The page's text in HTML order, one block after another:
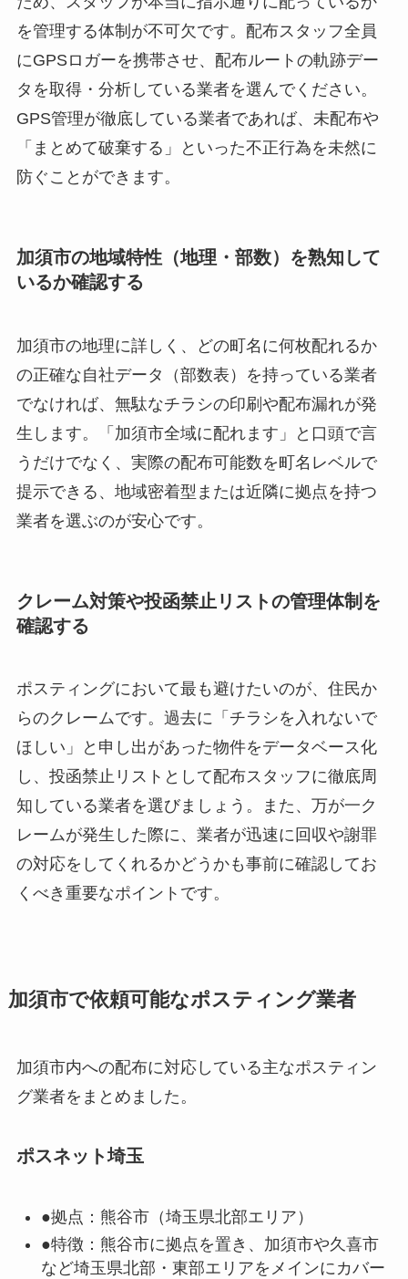
を管理する体制が不可欠です。配布スタッフ全員
にGPSロガーを携帯させ、配布ルートの軌跡デー
タを取得・分析している業者を選んでください。
GPS管理が徹底している業者であれば、未配布や
「まとめて破棄する」といった不正行為を未然に
防ぐことができます。
加須市の地域特性（地理・部数）を熟知して
いるか確認する
加須市の地理に詳しく、どの町名に何枚配れるか
の正確な自社データ（部数表）を持っている業者
でなければ、無駄なチラシの印刷や配布漏れが発
生します。「加須市全域に配れます」と口頭で言
うだけでなく、実際の配布可能数を町名レベルで
提示できる、地域密着型または近隣に拠点を持つ
業者を選ぶのが安心です。
クレーム対策や投函禁止リストの管理体制を
確認する
ポスティングにおいて最も避けたいのが、住民か
らのクレームです。過去に「チラシを入れないで
ほしい」と申し出があった物件をデータベース化
し、投函禁止リストとして配布スタッフに徹底周
知している業者を選びましょう。また、万が一ク
レームが発生した際に、業者が迅速に回収や謝罪
の対応をしてくれるかどうかも事前に確認してお
くべき重要なポイントです。
加須市で依頼可能なポスティング業者
加須市内への配布に対応している主なポスティン
グ業者をまとめました。
ポスネット埼玉
●拠点： 熊谷市（埼玉県北部エリア）
●特徴： 熊谷市に拠点を置き、加須市や久喜市
など埼玉県北部・東部エリアをメインにカバー